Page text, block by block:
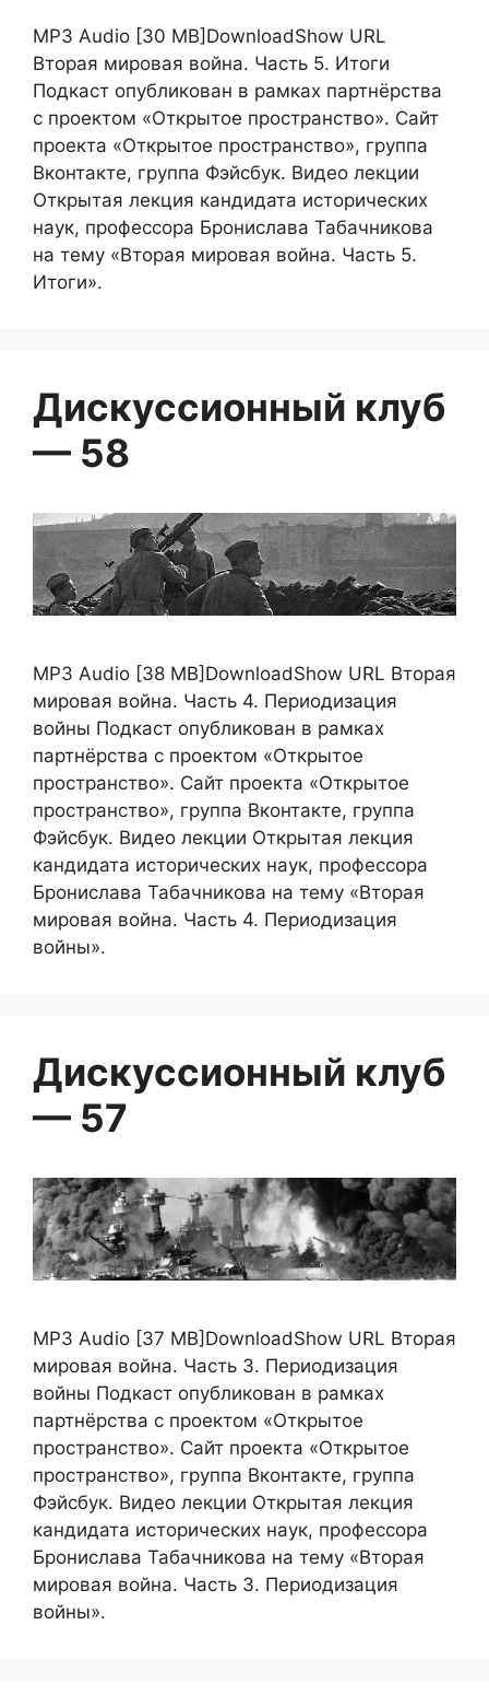
MP3 Audio [30 MB]DownloadShow URL
Вторая мировая война. Часть 5. Итоги
Подкаст опубликован в рамках партнёрства
с проектом «Открытое пространство». Сайт
проекта «Открытое пространство», группа
Вконтакте, группа Фэйсбук. Видео лекции
Открытая лекция кандидата исторических
наук, профессора Бронислава Табачникова
на тему «Вторая мировая война. Часть 5.
Итоги».
Дискуссионный клуб
— 58
MP3 Audio [38 MB]DownloadShow URL Вторая
мировая война. Часть 4. Периодизация
войны Подкаст опубликован в рамках
партнёрства с проектом «Открытое
пространство». Сайт проекта «Открытое
пространство», группа Вконтакте, группа
Фэйсбук. Видео лекции Открытая лекция
кандидата исторических наук, профессора
Бронислава Табачникова на тему «Вторая
мировая война. Часть 4. Периодизация
войны».
Дискуссионный клуб
— 57
MP3 Audio [37 MB]DownloadShow URL Вторая
мировая война. Часть 3. Периодизация
войны Подкаст опубликован в рамках
партнёрства с проектом «Открытое
пространство». Сайт проекта «Открытое
пространство», группа Вконтакте, группа
Фэйсбук. Видео лекции Открытая лекция
кандидата исторических наук, профессора
Бронислава Табачникова на тему «Вторая
мировая война. Часть 3. Периодизация
войны».